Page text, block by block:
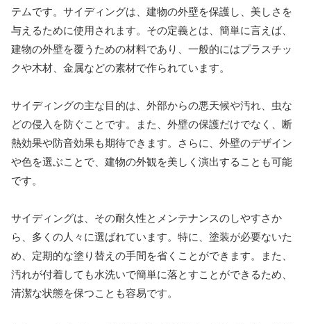
テムです。サイディングは、建物の外壁を保護し、美しさを
与えるために使用されます。その定義とは、簡単に言えば、
建物の外壁を覆うための材料であり、一般的にはプラスチッ
クや木材、金属などの素材で作られています。
サイディングの主な目的は、外部からの悪天候や汚れ、虫な
どの侵入を防ぐことです。また、外壁の保護だけでなく、断
熱効果や防音効果も期待できます。さらに、外壁のデザイン
や色を選ぶことで、建物の外観を美しく演出することも可能
です。
サイディングは、その耐久性とメンテナンスのしやすさか
ら、多くの人々に選ばれています。特に、塗装が必要ないた
め、定期的な塗り替えの手間を省くことができます。また、
汚れが付着しても水洗いで簡単に落とすことができるため、
清潔な状態を保つことも容易です。